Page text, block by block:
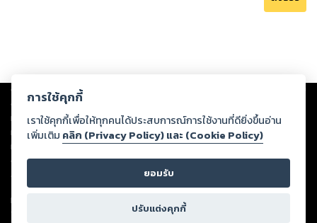
Copyright © 2026
ต่อผลงานหรือเนื้อหาใดที่อัปโหลดผ่านเว็บไซต์และปรากฏว่าละเมิดสิทธิใน
ทรัพย์สินทางปัญญาของบุคคลอื่นหรือขัดต่อกฎหมายและศีลธรรม ดังนั้น ผู้อ่าน
ทุกท่านโปรดใช้วิจารณญาณในการกลั่นกรองด้วยตนเอง และหากท่านพบว่าส่วน
หนึ่งส่วนใดขัดต่อกฎหมายและศีลธรรม กรุณาแจ้งมายังบริษัท เพื่อทีมงานจะได้
ดำเนินการในทันที ทั้งนี้ ทางสตอรี่ล็อกขอสงวนลิขสิทธิ์ตามพระราชบัญญัติ
ลิขสิทธิ์ พ.ศ. 2537 (ฉบับล่าสุด)
For support: member@ookbee.com
Version
การใช้คุกกี้
เราใช้คุกกี้เพื่อให้ทุกคนได้ประสบการณ์การใช้งานที่ดียิ่งขึ้นอ่าน
เพิ่มเติม คลิก (Privacy Policy) และ (Cookie Policy)
ยอมรับ
ปรับแต่งคุกกี้